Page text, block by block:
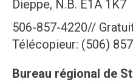
Dieppe, N.B. E1A 1K7
506-857-4220//
Télécopieur: (506)
Bureau régional de